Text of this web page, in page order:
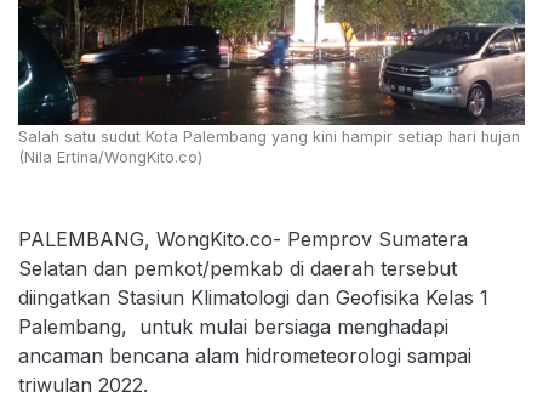
Salah satu sudut Kota Palembang yang kini hampir setiap hari hujan
(Nila Ertina/WongKito.co)
PALEMBANG, WongKito.co- Pemprov Sumatera
Selatan dan pemkot/pemkab di daerah tersebut
diingatkan Stasiun Klimatologi dan Geofisika Kelas 1
Palembang, untuk mulai bersiaga menghadapi
ancaman bencana alam hidrometeorologi sampai
triwulan 2022.